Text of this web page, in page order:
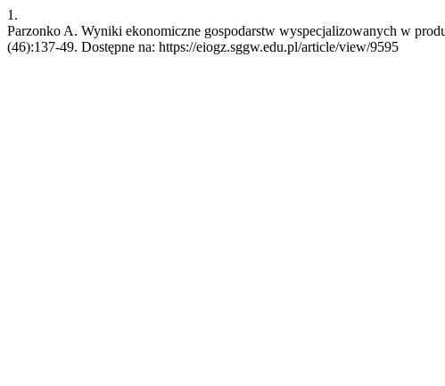
1.
Parzonko A. Wyniki ekonomiczne gospodarstw wyspecjalizowanych w
(46):137-49. Dostępne na: https://eiogz.sggw.edu.pl/article/view/9595